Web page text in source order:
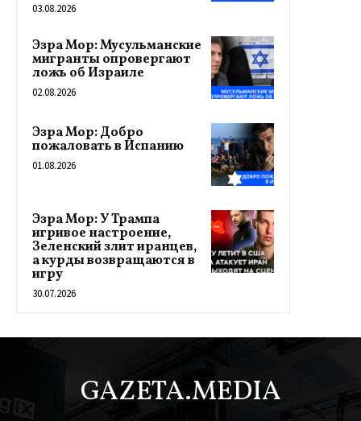
03.08.2026
Эзра Мор: Мусульманские
мигранты опровергают
ложь об Израиле
02.08.2026
Эзра Мор: Добро
пожаловать в Испанию
01.08.2026
Эзра Мор: У Трампа
игривое настроение,
Зеленский злит иранцев,
а курды возвращаются в
игру
30.07.2026
GAZETA.MEDIA